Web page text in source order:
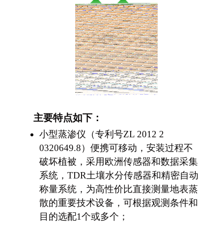
主要特点如下：
小型蒸渗仪（专利号ZL 2012 2
0320649.8）便携可移动，安装过程不
破坏植被，采用欧洲传感器和数据采集
系统，TDR土壤水分传感器和精密自动
称量系统，为高性价比直接测量地表蒸
散的重要技术设备，可根据观测条件和
目的选配1个或多个；